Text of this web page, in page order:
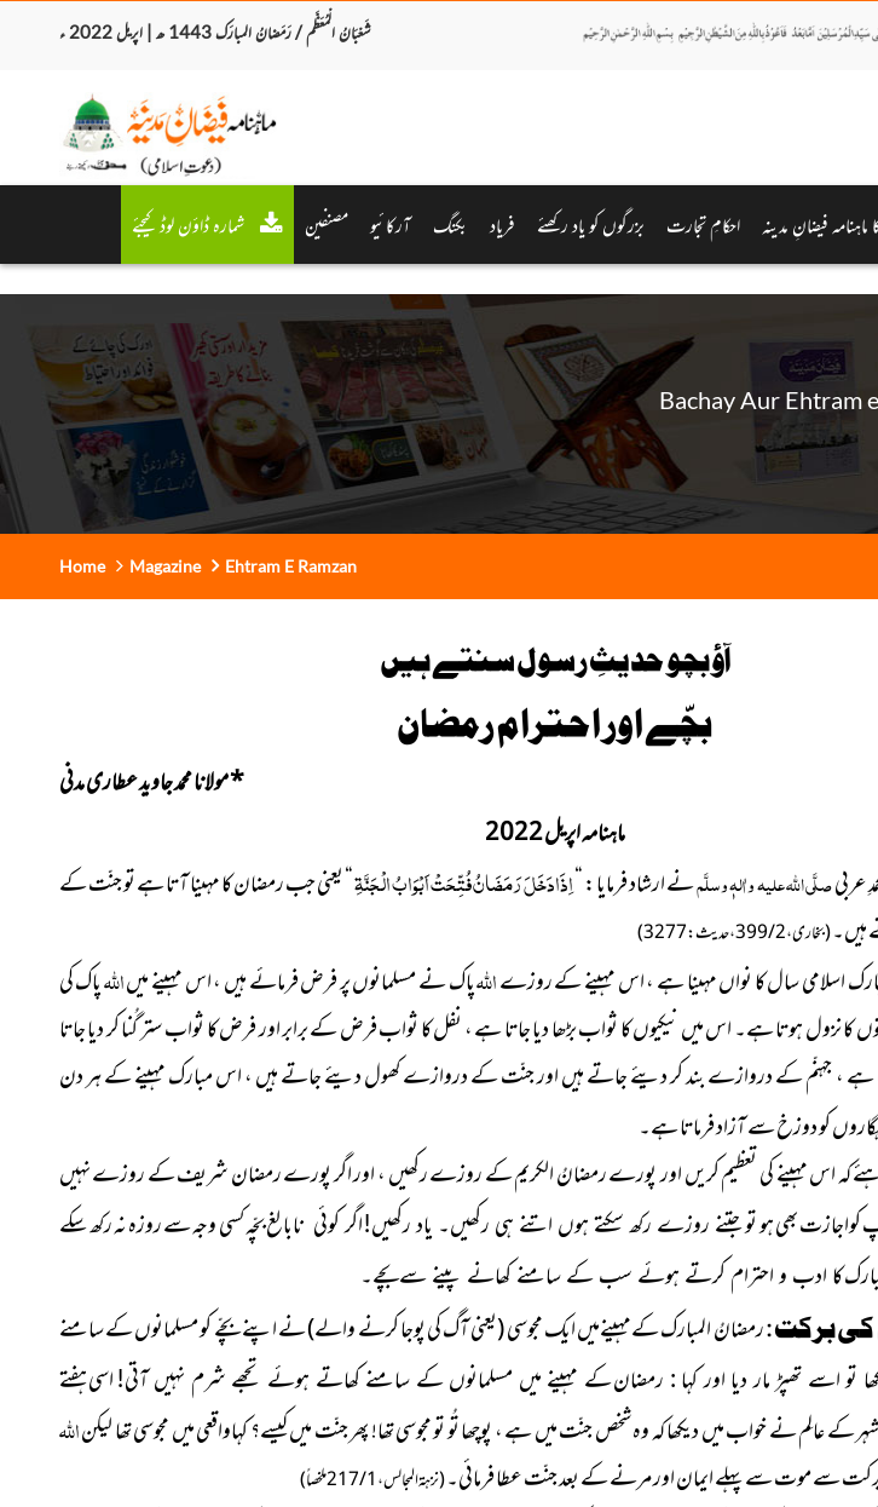
شَعْبَانُ الْمُعَظَّم / رَمَضانُ المبارَک 1443 ھ | اپریل 2022 ء
فیضانِ مدینہ احکامِ تجارت بزرگوں کو یاد رکھئے فریاد بکنگ آرکائیو مصنفین شمارہ ڈاؤن لوڈ کیجئے
Bachay Aur Ehtram
Home Magazine Ehtram E Ramzan
آؤ بچو حدیثِ رسول سنتے ہیں
بچّے اور احترام رمضان
*مولانا محمد جاوید عطاری مدنی
ماہنامہ اپریل 2022
عربیصلَّی اللہ علیہ واٰلہٖ وسلَّمنے ارشاد فرمایا : “اِذَادَخَلَ رَمَضَانُ فُتِّحَتْ اَبْوَابُ الْجَنَّةِ“ یعنی جب رمضان کا مہینا آتا ہے تو جنّت کے
ہیں۔(بخاری ، 2 / 399 ، حدیث : 3277 )
اسلامی سال کا نواں مہینا ہے ، اس مہینے کے روزےاللہپاکنے مسلمانوں پر فرض فرمائے ہیں ، اس مہینے میںاللہپاککی
کا نزول ہوتا ہے۔ اس میں نیکیوں کا ثواب بڑھا دیا جاتا ہے ، نفل کا ثواب فرض کے برابر اور فرض کا ثواب ستر گُنا کر دیا جاتا
ہے ، جہنّم کے دروازے بند کر دیئے جاتے ہیں اور جنّت کے دروازے کھول دیئے جاتے ہیں ، اس مبارک مہینے کے ہر دن
کو دوزخ سے آزاد فرماتا ہے۔
کہ اس مہینے کی تعظیم کریں اور پورےرمضانُ الکریم کے روزے رکھیں ، اور اگر پورے رمضان شریف کے روزے نہیں
کواجازت بھی ہو توجتنے روزے رکھ سکتے ہوں اتنے ہی رکھیں۔ یاد رکھیں!اگر کوئی نابالغبچّہ کسی وجہ سے روزہ نہ رکھ سکے
کا ادب و احترام کرتے ہوئے سب کے سامنے کھانے پینے سےبچے۔
کی برکت :رمضانُ المبارک کےمہینےمیں ایک مجوسی(یعنی آگ کی پوجا کرنے والے)نے اپنے بچّے کو مسلمانوں کےسامنے
تو اسے تھپڑ مار دیا اور کہا : رمضانکے مہینے میں مسلمانوں کے سامنے کھاتے ہوئے تجھے شرم نہیں آتی!اسی ہفتے
کے عالِم نے خواب میں دیکھا کہ وہ شخص جنّت میں ہے ، پوچھا تُو تو مجوسی تھا! پھر جنّت میں کیسے؟ کہاواقعی میں مجوسی تھا لیکناللہ
سے موت سے پہلے ایمان اور مرنے کے بعد جنّت عطا فرمائی۔(نزہۃ المجالس ، 1 / 217 ملخصاً)